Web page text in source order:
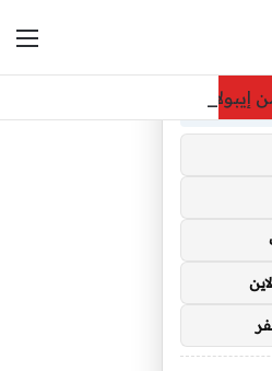
3,874 إصابة و1,751 وفاة